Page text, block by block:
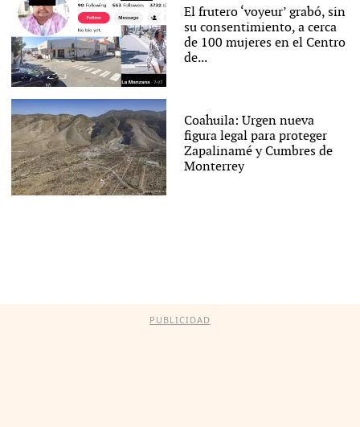
El frutero ‘voyeur’ grabó, sin
su consentimiento, a cerca
de 100 mujeres en el Centro
de...
Coahuila: Urgen nueva
figura legal para proteger
Zapalinamé y Cumbres de
Monterrey
PUBLICIDAD